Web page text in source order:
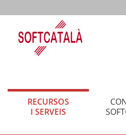
RECURSOS
I SERVEIS